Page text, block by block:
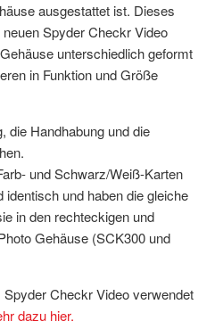
ausgestattet ist. Dieses
Spyder Checkr Video
unterschiedlich geformt
in Funktion und Größe
die Handhabung und die
und Schwarz/Weiß-Karten
und haben die gleiche
in den rechteckigen und
Gehäuse (SCK300 und
Checkr Video verwendet
dazu hier.